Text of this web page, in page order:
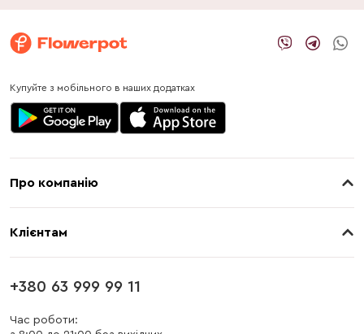
унікальних малюнках на пелюстках, що нагадують
Купуйте з мобільного в наших додатках
Про компанію
Клієнтам
Оплата
Блог
+380 63 999 99 11
Час роботи: